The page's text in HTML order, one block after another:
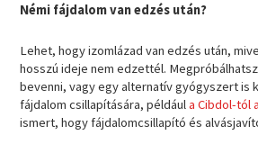
Némi fájdalom van edzés után?
Lehet, hogy izomlázad van edzés után,
hosszú ideje nem edzettél.
bevenni, vagy egy alternatív gyógyszert is
fájdalom csillapítására, példáula Cibdol-tól
ismert, hogy fájdalomcsillapító és